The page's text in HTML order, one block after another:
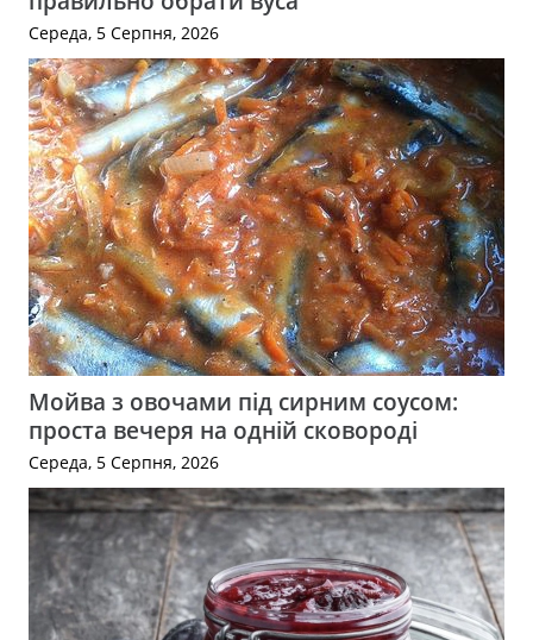
Середа, 5 Серпня, 2026
Мойва з овочами під сирним соусом:
проста вечеря на одній сковороді
Середа, 5 Серпня, 2026